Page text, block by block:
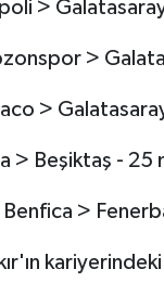
>
>
>
> Beşiktaş - 25
Benfica >